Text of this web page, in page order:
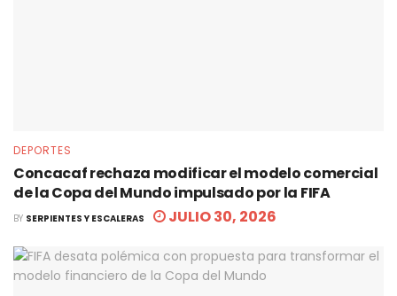
DEPORTES
Concacaf rechaza modificar el modelo comercial
de la Copa del Mundo impulsado por la FIFA
BY SERPIENTES Y ESCALERAS JULIO 30, 2026